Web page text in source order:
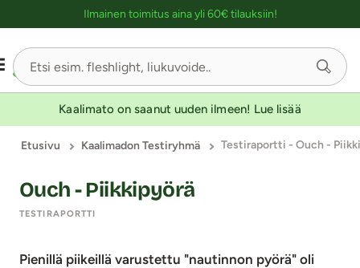
Ilmainen toimitus aina yli 60€ tilauksiin!
Kaalimato on saanut uuden ilmeen! Lue lisää
Etusivu Kaalimadon Testiryhmä Testiraportti - Ouch -
Ouch - Piikkipyörä
TESTIRAPORTTI
Pienillä piikeillä varustettu "nautinnon pyörä" oli